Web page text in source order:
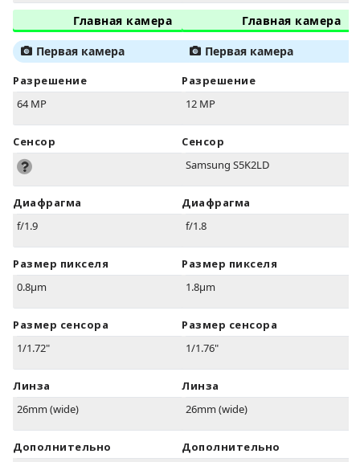
Главная камера
Первая камера
Разрешение
64 MP
Сенсор
Диафрагма
f/1.9
Размер пикселя
0.8µm
Размер сенсора
1/1.72"
Линза
26mm (wide)
Дополнительно
Главная камера
Первая камера
Разрешение
12 MP
Сенсор
Samsung S5K2LD
Диафрагма
f/1.8
Размер пикселя
1.8µm
Размер сенсора
1/1.76"
Линза
26mm (wide)
Дополнительно